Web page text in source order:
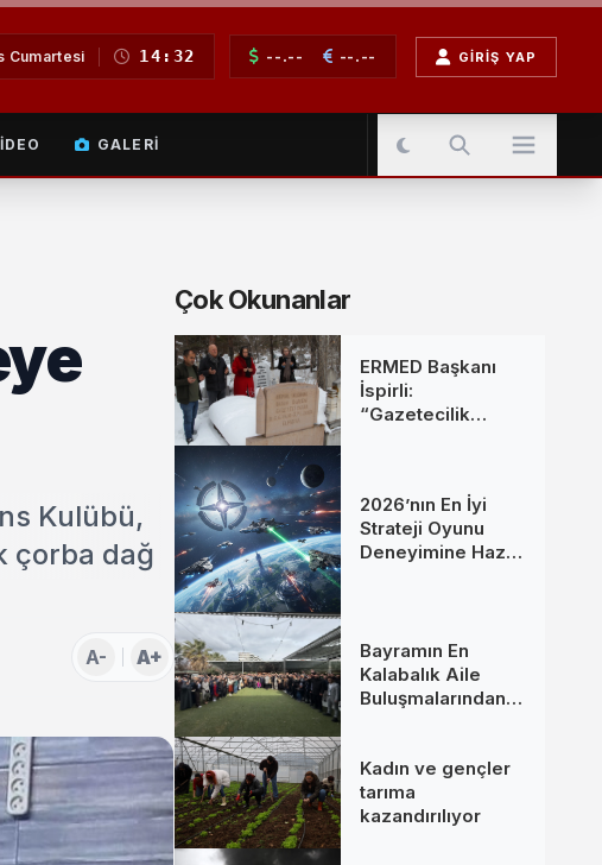
Cumartesi 14:32 --.-- --.-- GIRIŞ YAP
GALERI
Kulübü,
çorba dağ
A- A+
Çok Okunanlar
ERMED Başkanı
İspirli:
“Gazetecilik
2026’nın En İyi
Strateji Oyunu
Deneyimine Hazır
Bayramın En
Kalabalık Aile
Buluşmalarından
Kadın ve gençler
tarıma
kazandırılıyor